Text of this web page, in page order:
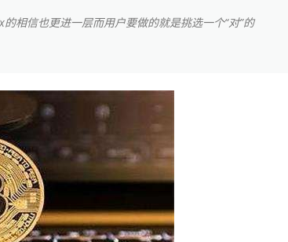
相信也更进一层而用户要做的就是挑选一个“对”的